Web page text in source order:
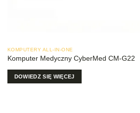
KOMPUTERY ALL-IN-ONE
Komputer Medyczny CyberMed CM-G22
DOWIEDZ SIĘ WIĘCEJ